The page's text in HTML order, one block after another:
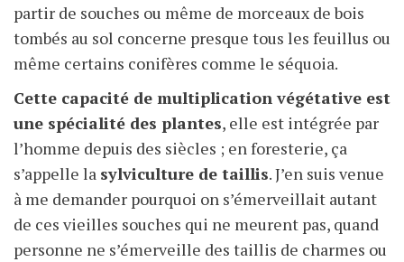
partir de souches ou même de morceaux de bois
tombés au sol concerne presque tous les feuillus ou
même certains conifères comme le séquoia.
Cette capacité de multiplication végétative est
une spécialité des plantes, elle est intégrée par
l’homme depuis des siècles ; en foresterie, ça
s’appelle la sylviculture de taillis. J’en suis venue
à me demander pourquoi on s’émerveillait autant
de ces vieilles souches qui ne meurent pas, quand
personne ne s’émerveille des taillis de charmes ou